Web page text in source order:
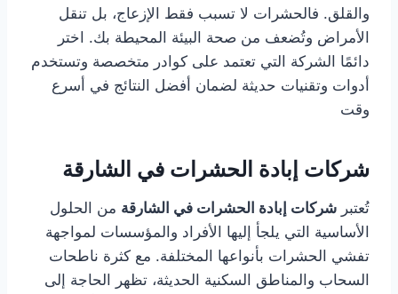
والقلق. فالحشرات لا تسبب فقط الإزعاج، بل تنقل
الأمراض وتُضعف من صحة البيئة المحيطة بك. اختر
دائمًا الشركة التي تعتمد على كوادر متخصصة وتستخدم
أدوات وتقنيات حديثة لضمان أفضل النتائج في أسرع
وقت
شركات إبادة الحشرات في الشارقة
تُعتبر شركات إبادة الحشرات في الشارقة من الحلول
الأساسية التي يلجأ إليها الأفراد والمؤسسات لمواجهة
تفشي الحشرات بأنواعها المختلفة. مع كثرة ناطحات
السحاب والمناطق السكنية الحديثة، تظهر الحاجة إلى